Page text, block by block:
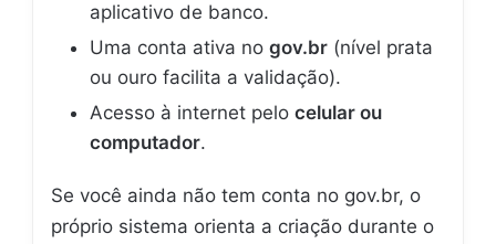
aplicativo de banco.
Uma conta ativa no gov.br (nível prata
ou ouro facilita a validação).
Acesso à internet pelo celular ou
computador.
Se você ainda não tem conta no gov.br, o
próprio sistema orienta a criação durante o